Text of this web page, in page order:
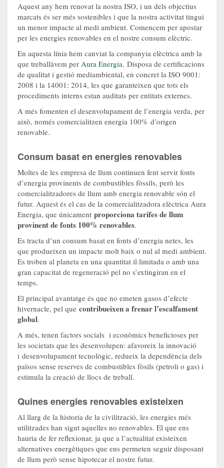
Aquest any hem renovat la nostra ISO, i un dels objectius
marcats és ser més sostenibles i que la nostra activitat tingui
un menor impacte al medi ambient. Comencem per apostar
per les energies renovables en el nostre consum elèctric.
En aquesta línia hem canviat la companyia elèctrica amb la
que treballàvem per Aura Energia. Disposa de certificacions
de qualitat i gestió mediambiental, en concret la ISO 9001:
2008 i la 14001: 2014, les que garanteixen que tots els
procediments interns estan auditats per entitats externes.
A més fomenten el desenvolupament de l’energia verda, per
això, només comercialitzen energia 100% d’origen
renovable.
Consum basat en energies renovables
Moltes de les empresa de llum continuen fent servir fonts
d’energia provinents de combustibles fòssils, però les
comercialitzadores de llum amb energia renovable són el
futur. Aquest és el cas de la comercialitzadora elèctrica Aura
Energia, que únicament proporciona tarifes de llum
provinent de fonts 100% renovables.
Es tracta d’un consum basat en fonts d’energia netes, les
que produeixen un impacte molt baix o nul al medi ambient.
Es troben al planeta en una quantitat il·limitada o amb una
gran capacitat de regeneració pel no s’extingiran en el
temps.
El principal avantatge és que no emeten gasos d’efecte
hivernacle, pel que contribueixen a frenar l’escalfament
global.
A més, tenen factors socials i econòmics beneficioses per
les societats que les desenvolupen: afavoreix la innovació
i desenvolupament tecnològic, redueix la dependència dels
països sense reserves de combustibles fòsils (petroli o gas) i
estimula la creació de llocs de treball.
Quines energies renovables existeixen
Al llarg de la historia de la civilització, les energies més
utilitzades han sigut aquelles no renovables. El que ens
hauria de fer reflexionar, ja que a l’actualitat existeixen
alternatives energètiques que ens permeten seguir disposant
de llum però sense hipotecar el nostre futur.